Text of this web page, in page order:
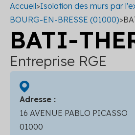
Accueil>Isolation des murs par
BOURG-EN-BRESSE (01000)>
BATI-
Entreprise RGE
Adresse :
16 AVENUE PABLO PICASSO
01000